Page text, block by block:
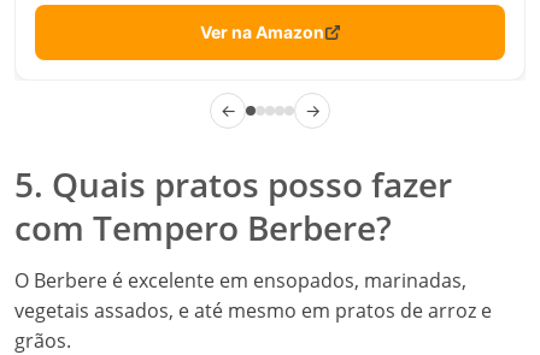
Ver na Amazon
← →
5. Quais pratos posso fazer
com Tempero Berbere?
O Berbere é excelente em ensopados, marinadas,
vegetais assados, e até mesmo em pratos de arroz e
grãos.